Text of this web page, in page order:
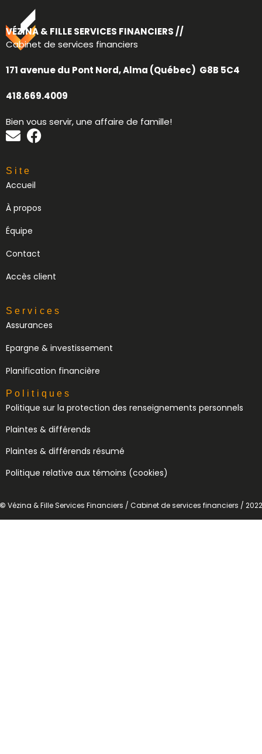
VÉZINA & FILLE SERVICES FINANCIERS //
Cabinet de services financiers
171 avenue du Pont Nord, Alma (Québec) G8B 5C4
418.669.4009
Bien vous servir, une affaire de famille!
Site
Accueil
À propos
Équipe
Contact
Accès client
Services
Assurances
Epargne & investissement
Planification financière
Politiques
Politique sur la protection des renseignements personnels
Plaintes & différends
Plaintes & différends résumé
Politique relative aux témoins (cookies)
© Vézina & Fille Services Financiers / Cabinet de services financiers / 2022